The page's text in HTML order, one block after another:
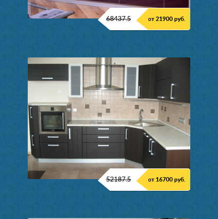
68437.5 от 21900 руб.
52187.5 от 16700 руб.